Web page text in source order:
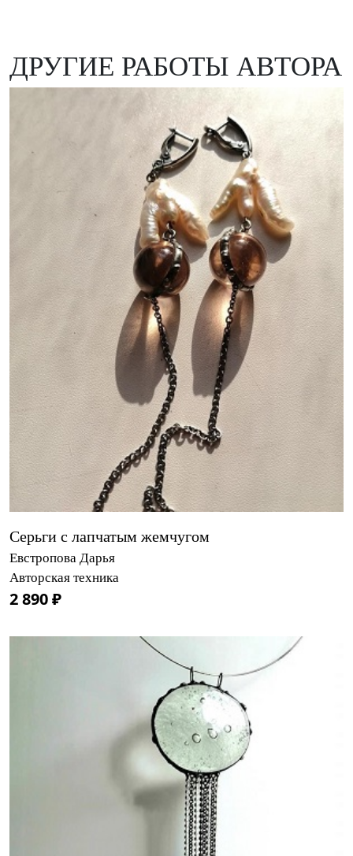
ДРУГИЕ РАБОТЫ АВТОРА
Серьги с лапчатым жемчугом
Евстропова Дарья
Авторская техника
2 890 ₽